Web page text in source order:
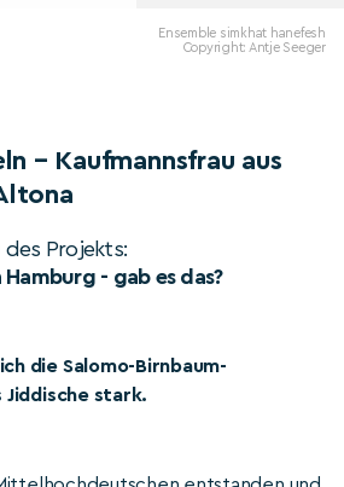
Ensemble simkhat hanefesh
Copyright: Antje Seeger
– Kaufmannsfrau aus
Projekts:
Hamburg - gab es das?
die Salomo-Birnbaum-
Jiddische stark.